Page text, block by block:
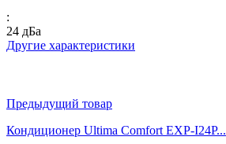
:
24 дБа
Другие характеристики
Предыдущий товар
Кондиционер Ultima Comfort EXP-I24P...